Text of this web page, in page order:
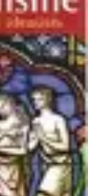
Irrigation et